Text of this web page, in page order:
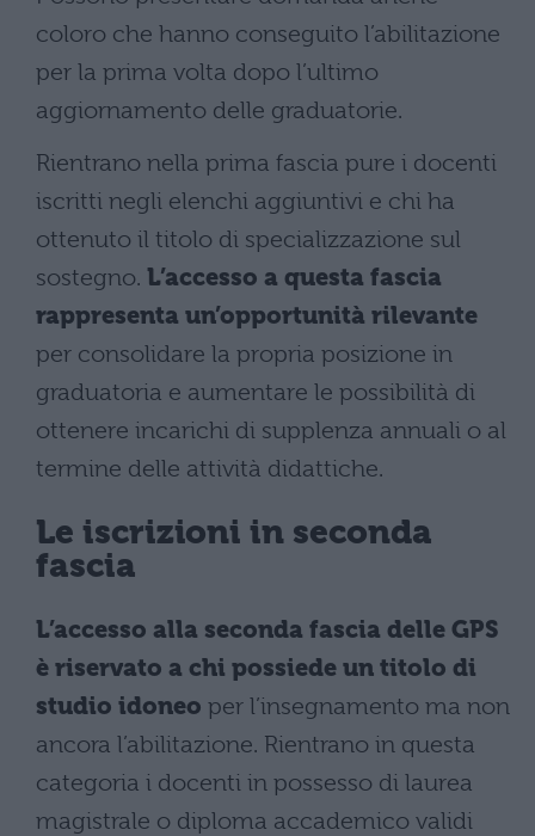
coloro che hanno conseguito l’abilitazione
per la prima volta dopo l’ultimo
aggiornamento delle graduatorie.
Rientrano nella prima fascia pure i docenti
iscritti negli elenchi aggiuntivi e chi ha
ottenuto il titolo di specializzazione sul
sostegno. L’accesso a questa fascia
rappresenta un’opportunità rilevante
per consolidare la propria posizione in
graduatoria e aumentare le possibilità di
ottenere incarichi di supplenza annuali o al
termine delle attività didattiche.
Le iscrizioni in seconda
fascia
L’accesso alla seconda fascia delle GPS
è riservato a chi possiede un titolo di
studio idoneo per l’insegnamento ma non
ancora l’abilitazione. Rientrano in questa
categoria i docenti in possesso di laurea
magistrale o diploma accademico validi